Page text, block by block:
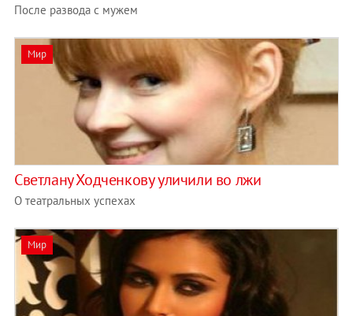
После развода с мужем
Мир
Светлану Ходченкову уличили во лжи
О театральных успехах
Мир